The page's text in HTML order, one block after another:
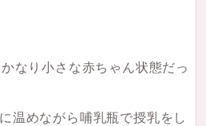
なり小さな赤ちゃん状態だっ
温めながら哺乳瓶で授乳をし